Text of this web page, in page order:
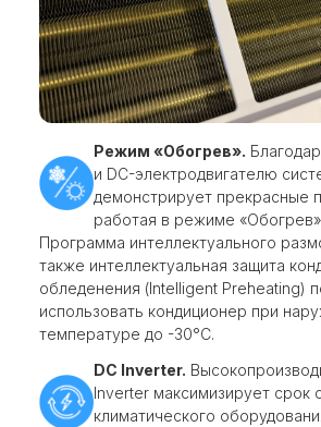
Режим «Обогрев».
и DC-электродвигателю
демонстрирует прекрасные
работая в режиме
Программа интеллектуального
также интеллектуальная защита
обледенения (Intelligent Preheating)
использовать кондиционер при
температуре до -30°С.
DC Inverter.
Inverter максимизирует срок
климатического